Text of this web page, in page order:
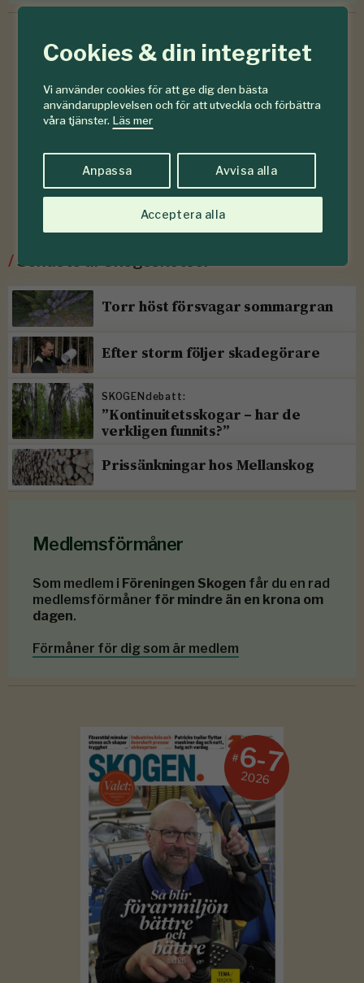
Cookies & din integritet
Vi använder cookies för att ge dig den bästa
användarupplevelsen och för att utveckla och förbättra
våra tjänster. Läs mer
Anpassa Avvisa alla
Acceptera alla
/Senaste ur Skogsskötsel
Torr höst försvagar sommargran
Efter storm följer skadegörare
SKOGENdebatt:
”Kontinuitetsskogar – har de
verkligen funnits?”
Prissänkningar hos Mellanskog
Medlemsförmåner
Som medlem i Föreningen Skogen får du en rad
medlemsförmåner för mindre än en krona om
dagen.
Förmåner för dig som är medlem
#6-7
2026